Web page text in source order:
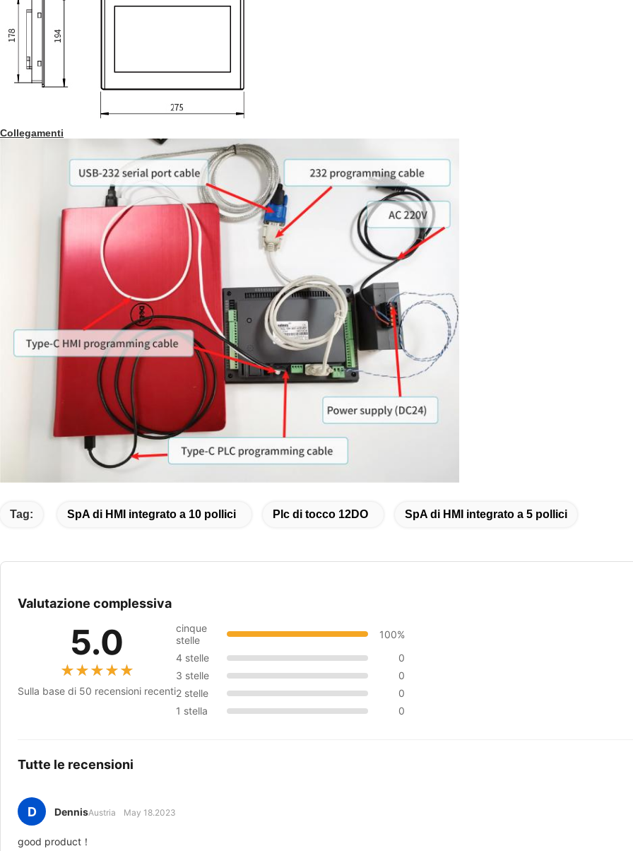
Collegamenti
Tag: SpA di HMI integrato a 10 pollici Plc di tocco 12DO SpA di HMI integrato a 5 pollici
Valutazione complessiva
5.0
★★★★★
★★★★★
Sulla base di 50 recensioni recenti
cinque
stelle
100%
4 stelle
0
3 stelle
0
2 stelle
0
1 stella
0
Tutte le recensioni
D DennisAustria May 18.2023
good product！